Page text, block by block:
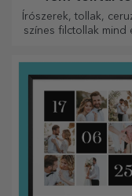
Személyre
csillogó
Csillogó ajándékok
kedvesednek!